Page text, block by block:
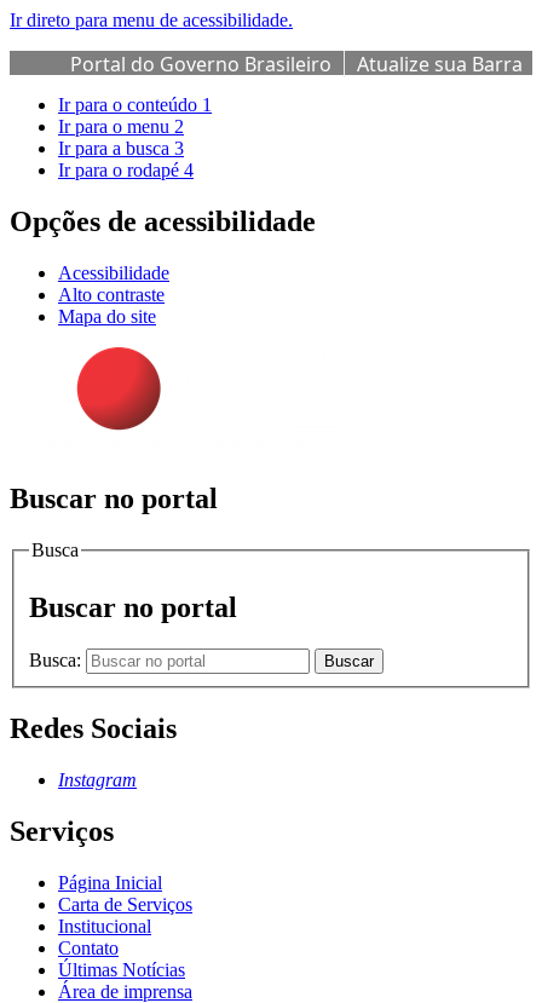
Ir direto para menu de acessibilidade.
Portal do Governo Brasileiro
Atualize sua Barra
de Governo
Ir para o conteúdo 1
Ir para o menu 2
Ir para a busca 3
Ir para o rodapé 4
Opções de acessibilidade
Acessibilidade
Alto contraste
Mapa do site
Buscar no portal
Busca
Buscar no portal
Busca: Buscar
Redes Sociais
Instagram
Serviços
Página Inicial
Carta de Serviços
Institucional
Contato
Últimas Notícias
Área de imprensa